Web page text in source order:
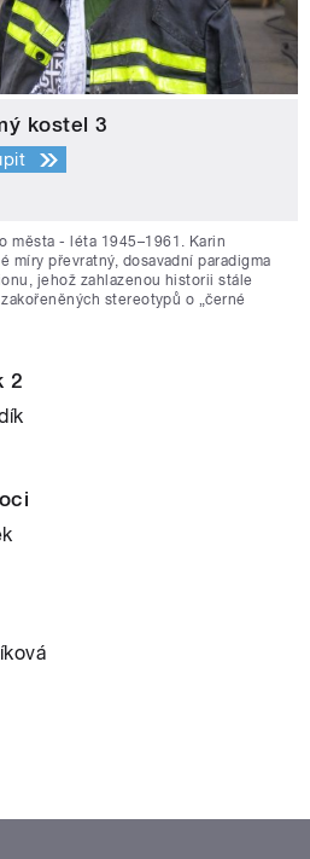
kostel 3
města - léta 1945–1961. Karin
míry převratný, dosavadní paradigma
jehož zahlazenou historii stále
stereotypů o „černé
2